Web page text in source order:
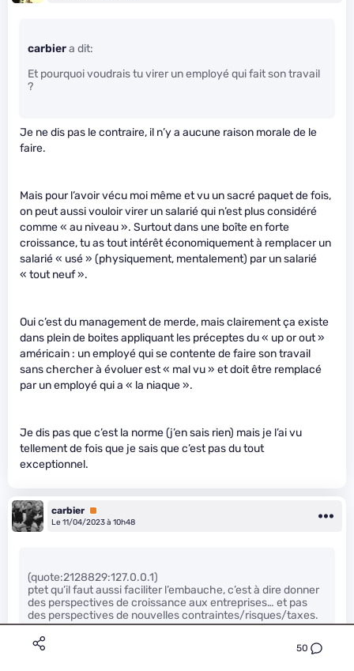
50
carbiera dit:
Et pourquoi voudrais tu virer un employé qui fait son travail
?
Je ne dis pas le contraire, il n’y a aucune raison morale de le
faire.
Mais pour l’avoir vécu moi même et vu un sacré paquet de fois,
on peut aussi vouloir virer un salarié qui n’est plus considéré
comme « au niveau ». Surtout dans une boîte en forte
croissance, tu as tout intérêt économiquement à remplacer un
salarié « usé » (physiquement, mentalement) par un salarié
« tout neuf ».
Oui c’est du management de merde, mais clairement ça existe
dans plein de boites appliquant les préceptes du « up or out »
américain : un employé qui se contente de faire son travail
sans chercher à évoluer est « mal vu » et doit être remplacé
par un employé qui a « la niaque ».
Je dis pas que c’est la norme (j’en sais rien) mais je l’ai vu
tellement de fois que je sais que c’est pas du tout
exceptionnel.
carbier Premium
Le 11/04/2023 à 10h48
(quote:2128829:127.0.0.1)
ptet qu’il faut aussi faciliter l’embauche, c’est à dire donner
des perspectives de croissance aux entreprises… et pas
des perspectives de nouvelles contraintes/risques/taxes.